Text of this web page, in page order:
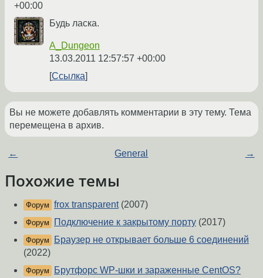
+00:00
Будь ласка.
A_Dungeon
13.03.2011 12:57:57 +00:00
Ссылка
Вы не можете добавлять комментарии в эту тему. Тема
перемещена в архив.
← General →
Похожие темы
Форум frox transparent(2007)
Форум Подключение к закрытому порту (2017)
Форум
Браузер не открывает больше 6 соединений
(2022)
Форум Брутфорс WP-шки и зараженные CentOS?